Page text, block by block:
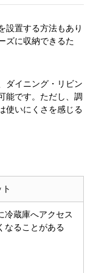
設置する方法もあり
ズに収納できるた
ダイニング・リビン
能です。ただし、調
使いにくさを感じる
冷蔵庫へアクセス
なることがある